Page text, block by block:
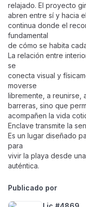
relajado. El proyecto
abren entre sí y hacia
continua donde el
fundamental
de cómo se habita
La relación entre
se
conecta visual y
moverse
libremente, a reunirse,
barreras, sino que
acompañen la vida
Enclave transmite la
Es un lugar diseñado
para
vivir la playa desde
auténtica.
Publicado por